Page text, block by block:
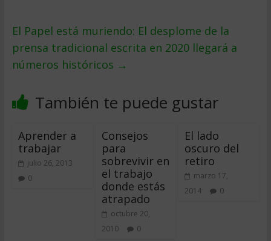
El Papel está muriendo: El desplome de la
prensa tradicional escrita en 2020 llegará a
números históricos →
También te puede gustar
Aprender a
trabajar
julio 26, 2013
0
Consejos
para
sobrevivir en
el trabajo
donde estás
atrapado
octubre 20,
2010
0
El lado
oscuro del
retiro
marzo 17,
2014
0